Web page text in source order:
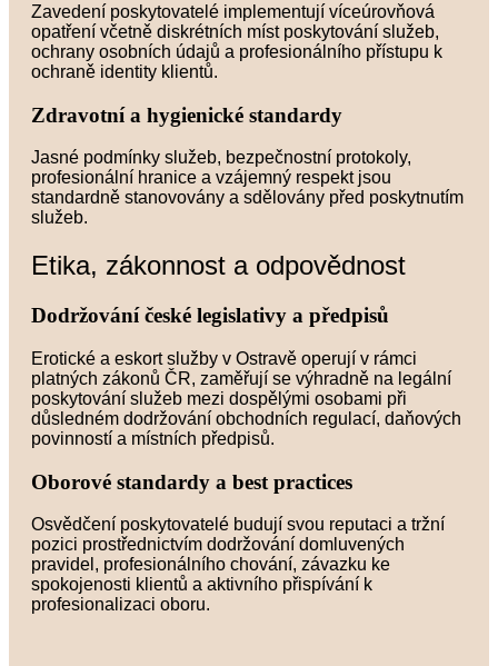
Zavedení poskytovatelé implementují víceúrovňová
opatření včetně diskrétních míst poskytování služeb,
ochrany osobních údajů a profesionálního přístupu k
ochraně identity klientů.
Zdravotní a hygienické standardy
Jasné podmínky služeb, bezpečnostní protokoly,
profesionální hranice a vzájemný respekt jsou
standardně stanovovány a sdělovány před poskytnutím
služeb.
Etika, zákonnost a odpovědnost
Dodržování české legislativy a předpisů
Erotické a eskort služby v Ostravě operují v rámci
platných zákonů ČR, zaměřují se výhradně na legální
poskytování služeb mezi dospělými osobami při
důsledném dodržování obchodních regulací, daňových
povinností a místních předpisů.
Oborové standardy a best practices
Osvědčení poskytovatelé budují svou reputaci a tržní
pozici prostřednictvím dodržování domluvených
pravidel, profesionálního chování, závazku ke
spokojenosti klientů a aktivního přispívání k
profesionalizaci oboru.